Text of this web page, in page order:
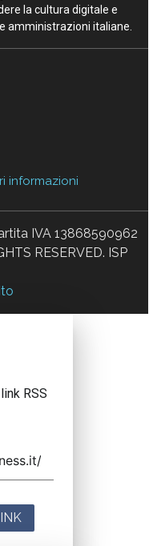
la cultura digitale e
amministrazioni italiane.
informazioni
IVA 13868590962
RESERVED. ISP
RSS